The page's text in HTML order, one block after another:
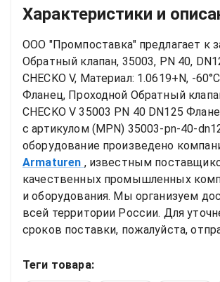
Характеристики и
Обратный клапан, 35003, PN 40,
CHECKO V, Материал: 1.0619+N, -
Фланец, Проходной Обратный
CHECKO V 35003 PN 40 DN125
с артикулом (MPN) 35003-pn-40-
оборудование произведено
Armaturen , известным
качественных промышленных
и оборудования. Мы организуем
всей территории России. Для
сроков поставки, пожалуйста,
Теги товара: